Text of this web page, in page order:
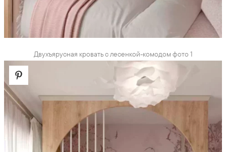
Двухъярусная кровать с лесенкой-комодом фото 1